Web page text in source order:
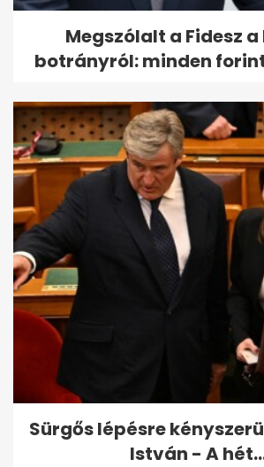
Megszólalt a Fidesz
botrányról: minden
Sürgős lépésre
István - A